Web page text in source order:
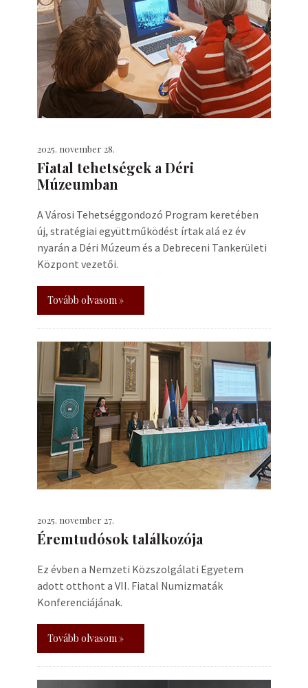
2025. november 28.
Fiatal tehetségek a Déri
Múzeumban
A Városi Tehetséggondozó Program keretében
új, stratégiai együttműködést írtak alá ez év
nyarán a Déri Múzeum és a Debreceni Tankerületi
Központ vezetői.
Tovább olvasom »
2025. november 27.
Éremtudósok találkozója
Ez évben a Nemzeti Közszolgálati Egyetem
adott otthont a VII. Fiatal Numizmaták
Konferenciájának.
Tovább olvasom »